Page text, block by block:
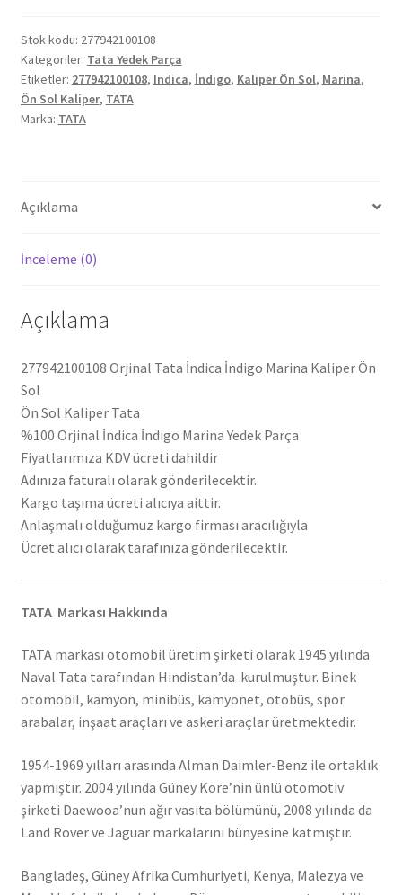
Marina
Kaliper
Ön
Sol
277942100108
Stok kodu: 277942100108
Kategoriler: Tata Yedek Parça
Etiketler: 277942100108, Indica, İndigo, Kaliper Ön Sol, Marina,
Ön Sol Kaliper, TATA
Marka: TATA
Açıklama
İnceleme (0)
Açıklama
277942100108 Orjinal Tata İndica İndigo Marina Kaliper Ön
Sol
Ön Sol Kaliper Tata
%100 Orjinal İndica İndigo Marina Yedek Parça
Fiyatlarımıza KDV ücreti dahildir
Adınıza faturalı olarak gönderilecektir.
Kargo taşıma ücreti alıcıya aittir.
Anlaşmalı olduğumuz kargo firması aracılığıyla
Ücret alıcı olarak tarafınıza gönderilecektir.
TATA Markası Hakkında
TATA markası otomobil üretim şirketi olarak 1945 yılında
Naval Tata tarafından Hindistan’da kurulmuştur. Binek
otomobil, kamyon, minibüs, kamyonet, otobüs, spor
arabalar, inşaat araçları ve askeri araçlar üretmektedir.
1954-1969 yılları arasında Alman Daimler-Benz ile ortaklık
yapmıştır. 2004 yılında Güney Kore’nin ünlü otomotiv
şirketi Daewooa’nun ağır vasıta bölümünü, 2008 yılında da
Land Rover ve Jaguar markalarını bünyesine katmıştır.
Bangladeş, Güney Afrika Cumhuriyeti, Kenya, Malezya ve